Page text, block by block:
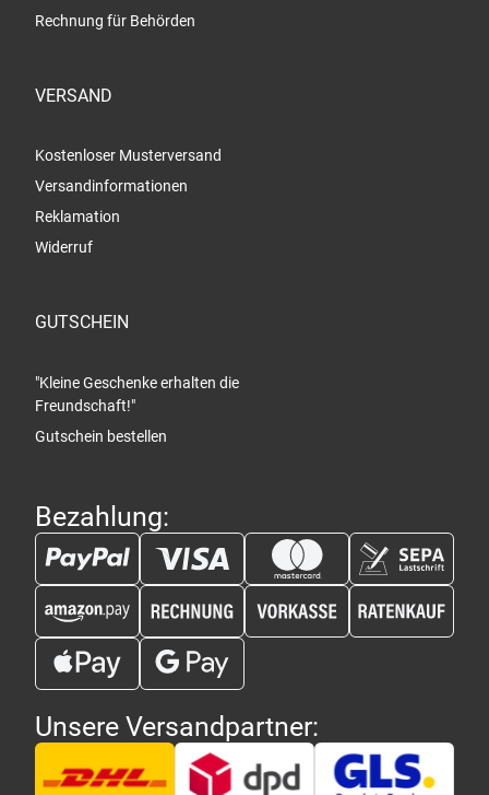
Rechnung für Behörden
VERSAND
Kostenloser Musterversand
Versandinformationen
Reklamation
Widerruf
GUTSCHEIN
"Kleine Geschenke erhalten die
Freundschaft!"
Gutschein bestellen
Bezahlung:
Unsere Versandpartner: